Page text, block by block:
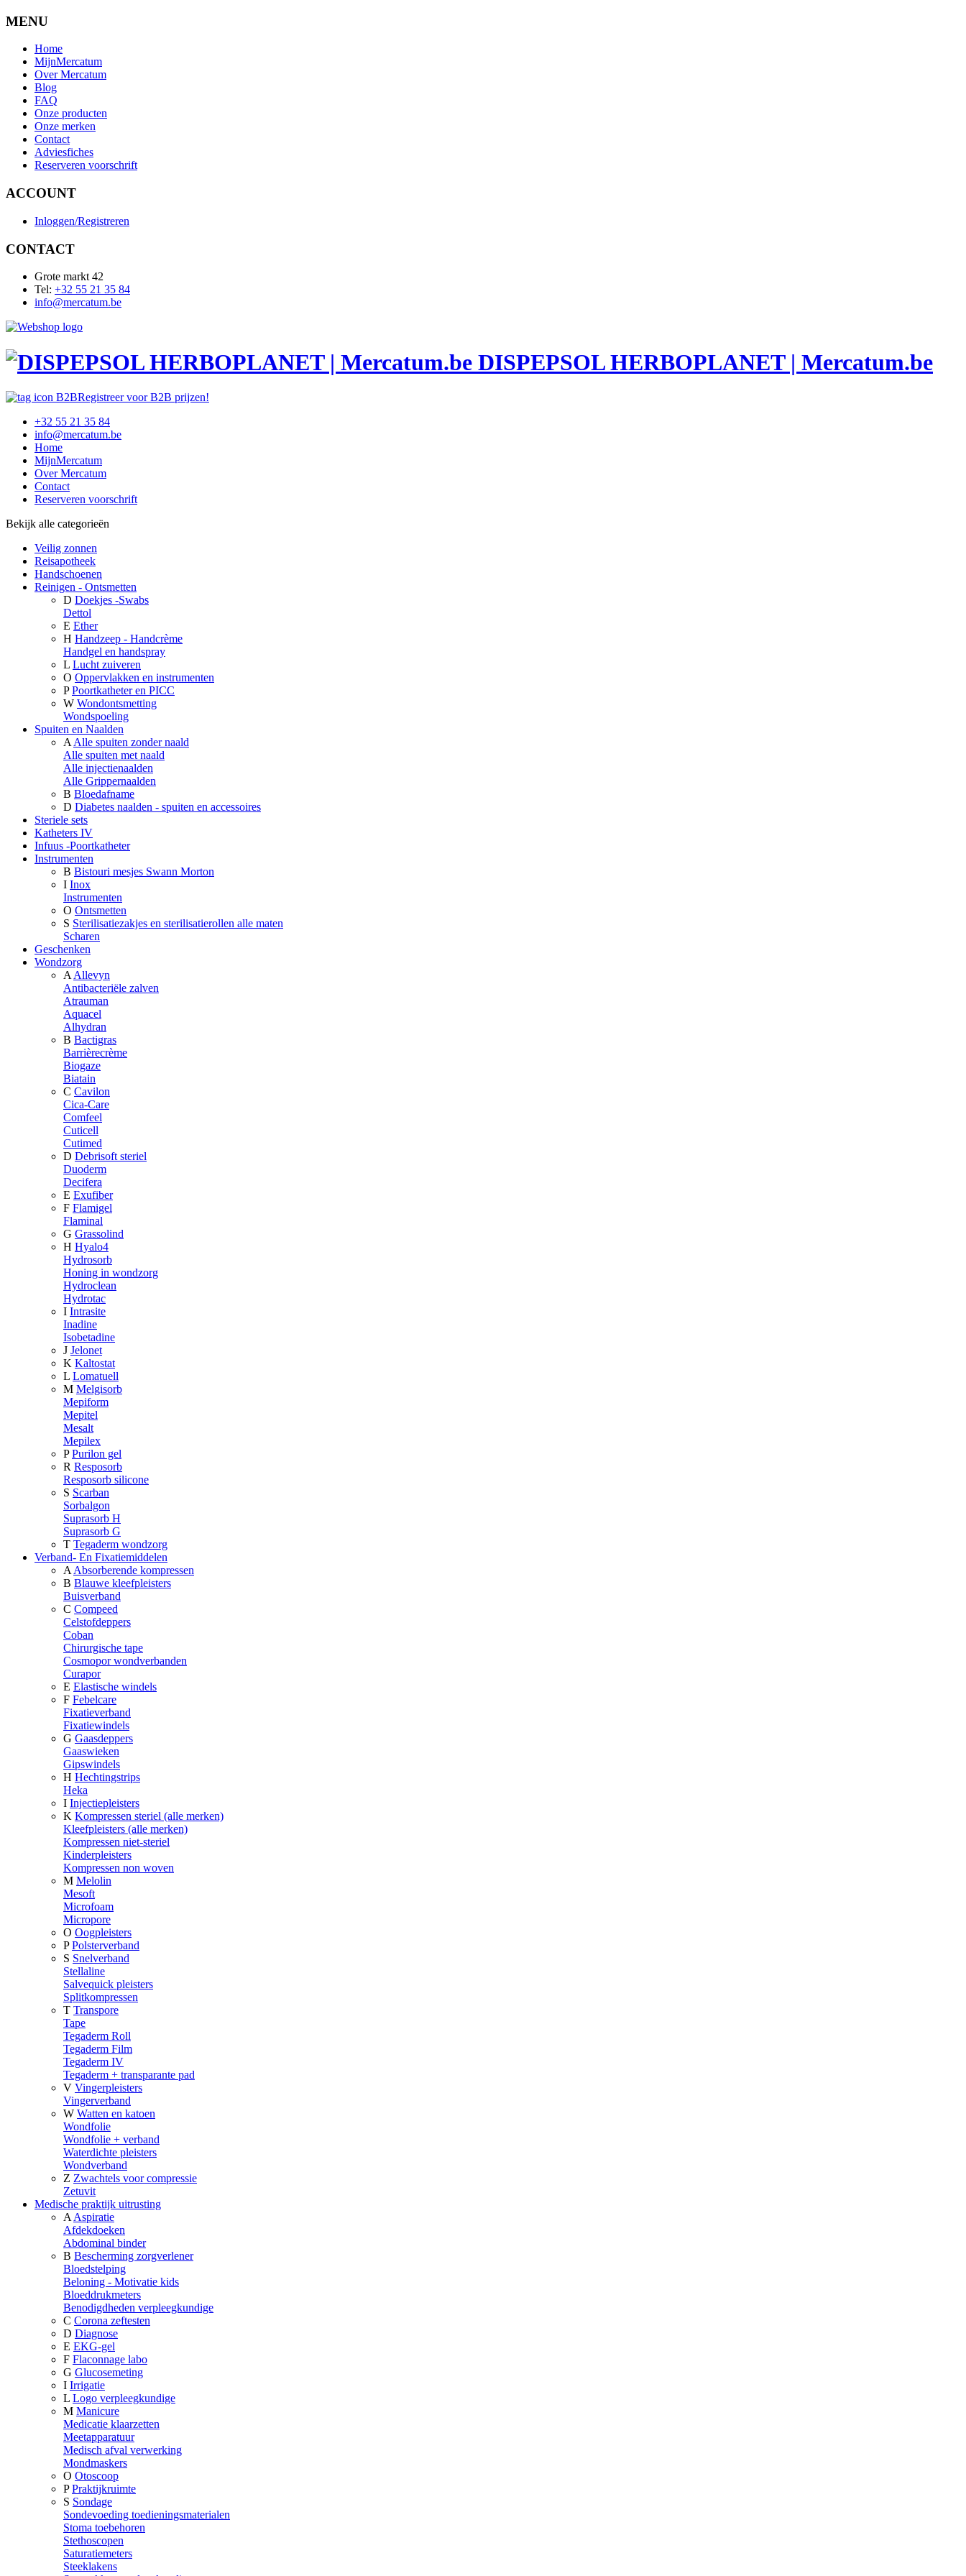
MENU
Home
MijnMercatum
Over Mercatum
Blog
FAQ
Onze producten
Onze merken
Contact
Adviesfiches
Reserveren voorschrift
ACCOUNT
Inloggen/Registreren
CONTACT
Grote markt 42
Tel: +32 55 21 35 84
info@mercatum.be
DISPEPSOL HERBOPLANET | Mercatum.be
Registreer voor B2B prijzen!
+32 55 21 35 84
info@mercatum.be
Home
MijnMercatum
Over Mercatum
Contact
Reserveren voorschrift
Bekijk alle categorieën
Veilig zonnen
Reisapotheek
Handschoenen
Reinigen - Ontsmetten
D Doekjes -Swabs
Dettol
E Ether
H Handzeep - Handcrème
Handgel en handspray
L Lucht zuiveren
O Oppervlakken en instrumenten
P Poortkatheter en PICC
W Wondontsmetting
Wondspoeling
Spuiten en Naalden
A Alle spuiten zonder naald
Alle spuiten met naald
Alle injectienaalden
Alle Grippernaalden
B Bloedafname
D Diabetes naalden - spuiten en accessoires
Steriele sets
Katheters IV
Infuus -Poortkatheter
Instrumenten
B Bistouri mesjes Swann Morton
I Inox
Instrumenten
O Ontsmetten
S Sterilisatiezakjes en sterilisatierollen alle maten
Scharen
Geschenken
Wondzorg
A Allevyn
Antibacteriële zalven
Atrauman
Aquacel
Alhydran
B Bactigras
Barrièrecrème
Biogaze
Biatain
C Cavilon
Cica-Care
Comfeel
Cuticell
Cutimed
D Debrisoft steriel
Duoderm
Decifera
E Exufiber
F Flamigel
Flaminal
G Grassolind
H Hyalo4
Hydrosorb
Honing in wondzorg
Hydroclean
Hydrotac
I Intrasite
Inadine
Isobetadine
J Jelonet
K Kaltostat
L Lomatuell
M Melgisorb
Mepiform
Mepitel
Mesalt
Mepilex
P Purilon gel
R Resposorb
Resposorb silicone
S Scarban
Sorbalgon
Suprasorb H
Suprasorb G
T Tegaderm wondzorg
Verband- En Fixatiemiddelen
A Absorberende kompressen
B Blauwe kleefpleisters
Buisverband
C Compeed
Celstofdeppers
Coban
Chirurgische tape
Cosmopor wondverbanden
Curapor
E Elastische windels
F Febelcare
Fixatieverband
Fixatiewindels
G Gaasdeppers
Gaaswieken
Gipswindels
H Hechtingstrips
Heka
I Injectiepleisters
K Kompressen steriel (alle merken)
Kleefpleisters (alle merken)
Kompressen niet-steriel
Kinderpleisters
Kompressen non woven
M Melolin
Mesoft
Microfoam
Micropore
O Oogpleisters
P Polsterverband
S Snelverband
Stellaline
Salvequick pleisters
Splitkompressen
T Transpore
Tape
Tegaderm Roll
Tegaderm Film
Tegaderm IV
Tegaderm + transparante pad
V Vingerpleisters
Vingerverband
W Watten en katoen
Wondfolie
Wondfolie + verband
Waterdichte pleisters
Wondverband
Z Zwachtels voor compressie
Zetuvit
Medische praktijk uitrusting
A Aspiratie
Afdekdoeken
Abdominal binder
B Bescherming zorgverlener
Bloedstelping
Beloning - Motivatie kids
Bloeddrukmeters
Benodigdheden verpleegkundige
C Corona zeftesten
D Diagnose
E EKG-gel
F Flaconnage labo
G Glucosemeting
I Irrigatie
L Logo verpleegkundige
M Manicure
Medicatie klaarzetten
Meetapparatuur
Medisch afval verwerking
Mondmaskers
O Otoscoop
P Praktijkruimte
S Sondage
Sondevoeding toedieningsmaterialen
Stoma toebehoren
Stethoscopen
Saturatiemeters
Steeklakens